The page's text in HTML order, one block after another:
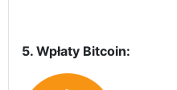
5. Wpłaty Bitcoin: